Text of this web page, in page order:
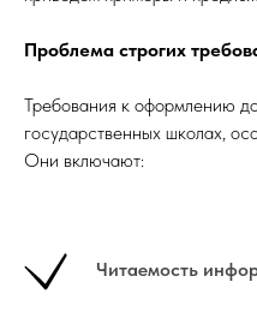
Проблема строгих
Требования к оформлению
государственных школах,
Они включают:
Читаемость